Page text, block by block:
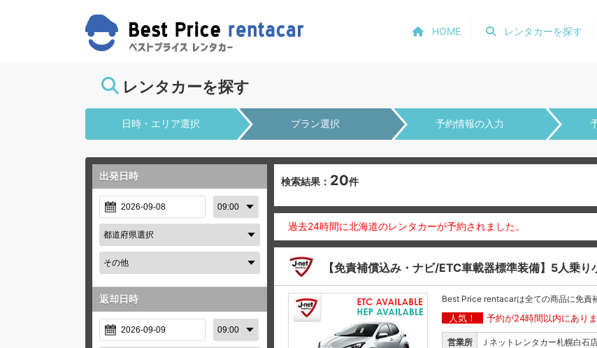
レンタカーを探す
HOME
レンタカーを探す
日時・エリア選択 プラン選択 予約情報の入力
出発日時
返却日時
検索結果： 20件
過去24時間に北海道のレンタカーが予約されました。
【免責補償込み・ナビ/ETC車載器標準装備】5人乗り
Best Price rentacarは全ての商品に免責
人気！ 予約が24時間以内にあり
営業所
Ｊネットレンタカー札幌白石